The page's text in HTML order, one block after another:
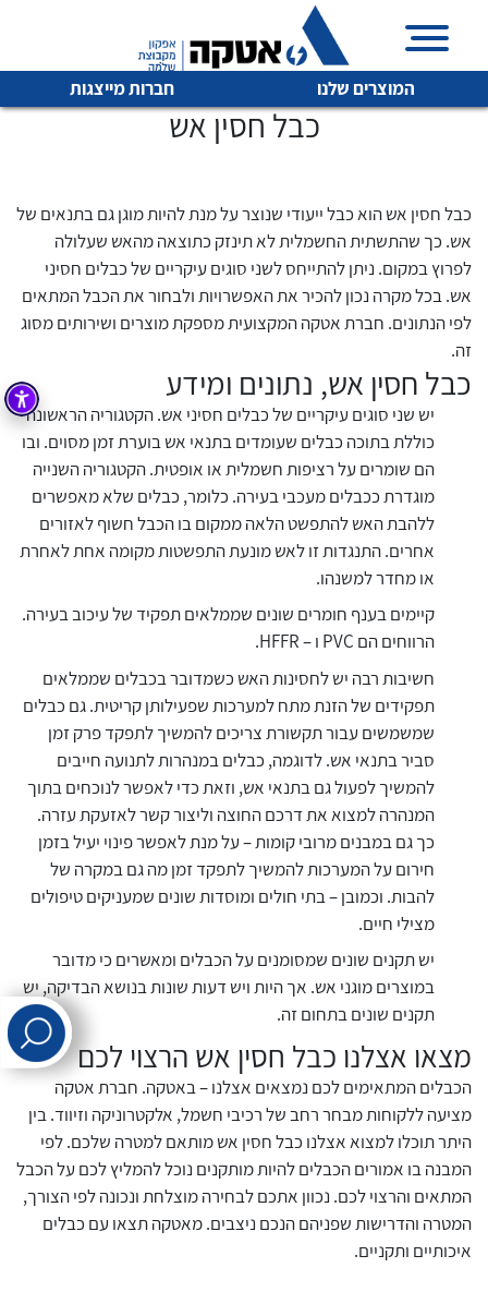
המוצרים שלנו חברות מייצגות
איכות | שרות | זמינות
אטקה בע”מ היא החברה הגדולה והמובילה בישראל בשיווק
והפצה של מוצרי
מיתוג, בקרה , ואינסטלציה חשמלית ופעילה ב7 תחומים:
בקרה רובוטיקה ואוטומציה תעשייתית
זיווד
אלקטרוניקה מחברים ורכיבי אלקטרוניקה
פתרונות וציוד לסביבה נפיצה EX
מטענים לרכב חשמלי
פתרונות לתחום הסולארי
לכל מוצרי היצרן לכל מוצרי היצרן
לכל מוצרי היצרן לכל מוצרי היצרן
לכל מוצרי היצרן
לכל מוצרי היצרן לכל מוצרי היצרן
לכל מוצרי היצרן
כבל חסין אש
כבל חסין אש הוא כבל ייעודי שנוצר על מנת להיות מוגן גם בתנאים של
אש. כך שהתשתית החשמלית לא תינזק כתוצאה מהאש שעלולה
לפרוץ במקום. ניתן להתייחס לשני סוגים עיקריים של כבלים חסיני
אש. בכל מקרה נכון להכיר את האפשרויות ולבחור את הכבל המתאים
לפי הנתונים. חברת אטקה המקצועית מספקת מוצרים ושירותים מסוג
זה.
כבל חסין אש, נתונים ומידע
יש שני סוגים עיקריים של כבלים חסיני אש. הקטגוריה הראשונה
כוללת בתוכה כבלים שעומדים בתנאי אש בוערת זמן מסוים. ובו
הם שומרים על רציפות חשמלית או אופטית. הקטגוריה השנייה
מוגדרת ככבלים מעכבי בעירה. כלומר, כבלים שלא מאפשרים
ללהבת האש להתפשט הלאה ממקום בו הכבל חשוף לאזורים
אחרים. התנגדות זו לאש מונעת התפשטות מקומה אחת לאחרת
או מחדר למשנהו.
קיימים בענף חומרים שונים שממלאים תפקיד של עיכוב בעירה.
הרווחים הם PVC ו – HFFR.
חשיבות רבה יש לחסינות האש כשמדובר בכבלים שממלאים
תפקידים של הזנת מתח למערכות שפעילותן קריטית. גם כבלים
שמשמשים עבור תקשורת צריכים להמשיך לתפקד פרק זמן
סביר בתנאי אש. לדוגמה, כבלים במנהרות לתנועה חייבים
להמשיך לפעול גם בתנאי אש, וזאת כדי לאפשר לנוכחים בתוך
המנהרה למצוא את דרכם החוצה וליצור קשר לאזעקת עזרה.
כך גם במבנים מרובי קומות – על מנת לאפשר פינוי יעיל בזמן
חירום על המערכות להמשיך לתפקד זמן מה גם במקרה של
להבות. וכמובן – בתי חולים ומוסדות שונים שמעניקים טיפולים
מצילי חיים.
יש תקנים שונים שמסומנים על הכבלים ומאשרים כי מדובר
במוצרים מוגני אש. אך היות ויש דעות שונות בנושא הבדיקה, יש
תקנים שונים בתחום זה.
מצאו אצלנו כבל חסין אש הרצוי לכם
הכבלים המתאימים לכם נמצאים אצלנו – באטקה. חברת אטקה
מציעה ללקוחות מבחר רחב של רכיבי חשמל, אלקטרוניקה וזיווד. בין
היתר תוכלו למצוא אצלנו כבל חסין אש מותאם למטרה שלכם. לפי
המבנה בו אמורים הכבלים להיות מותקנים נוכל להמליץ לכם על הכבל
המתאים והרצוי לכם. נכוון אתכם לבחירה מוצלחת ונכונה לפי הצורך,
המטרה והדרישות שפניהם הנכם ניצבים. מאטקה תצאו עם כבלים
איכותיים ותקניים.